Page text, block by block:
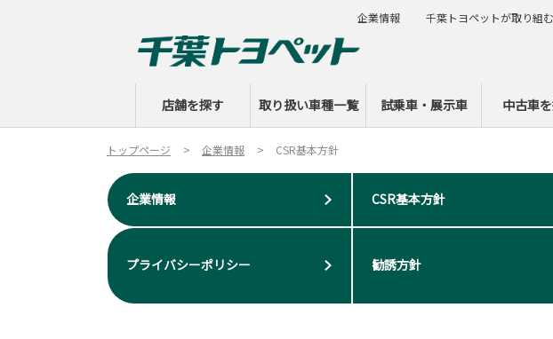
店舗を探す 取り扱い車種一覧 試乗車・展示車 中古車
企業情報 千葉トヨペットが取り組
トップページ 企業情報 CSR基本方針
企業情報 CSR基本方針
プライバシーポリシー 勧誘方針